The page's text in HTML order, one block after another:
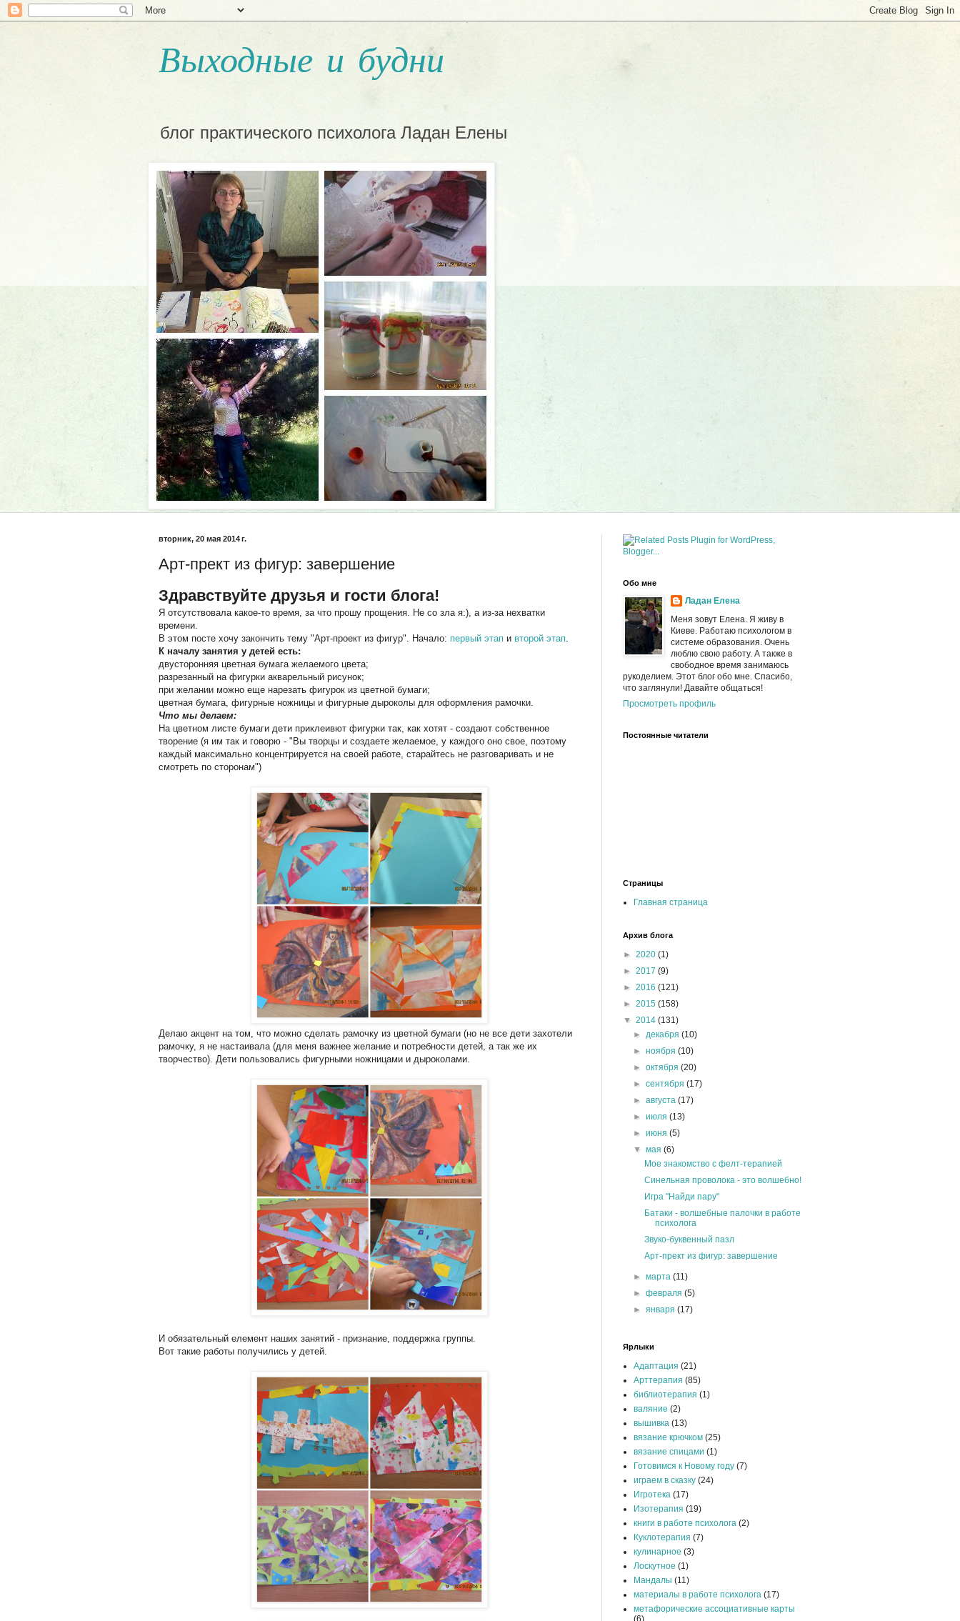
Выходные и будни
блог практического психолога Ладан Елены
вторник, 20 мая 2014 г.
Арт-прект из фигур: завершение
Здравствуйте друзья и гости блога!
Я отсутствовала какое-то время, за что прошу прощения. Не со зла я:), а из-за нехватки
времени.
В этом посте хочу закончить тему "Арт-проект из фигур". Начало: первый этап и второй этап
К началу занятия у детей есть:
двусторонняя цветная бумага желаемого цвета;
разрезанный на фигурки акварельный рисунок;
при желании можно еще нарезать фигурок из цветной бумаги;
цветная бумага, фигурные ножницы и фигурные дыроколы для оформления рамочки.
Что мы делаем:
На цветном листе бумаги дети приклеивют фигурки так, как хотят - создают собственное
творение (я им так и говорю - "Вы творцы и создаете желаемое, у каждого оно свое, поэтому
каждый максимально концентрируется на своей работе, старайтесь не разговаривать и не
смотреть по сторонам")
Делаю акцент на том, что можно сделать рамочку из цветной бумаги (но не все дети захотели
рамочку, я не настаивала (для меня важнее желание и потребности детей, а так же их
творчество). Дети пользовались фигурными ножницами и дыроколами.
И обязательный елемент наших занятий - признание, поддержка группы.
Вот такие работы получились у детей.
Обо мне
Ладан Елена
Меня зовут Елена. Я живу в
Киеве. Работаю психологом в
системе образования. Очень
люблю свою работу. А также в
свободное время занимаюсь
рукоделием. Этот блог обо мне. Спасибо,
что заглянули! Давайте общаться!
Просмотреть профиль
Постоянные читатели
Страницы
Главная страница
Архив блога
► 2020 (1)
► 2017 (9)
► 2016 (121)
► 2015 (158)
▼ 2014 (131)
►декабря(10)
►ноября(10)
►октября(20)
►сентября(17)
►августа(17)
►июля(13)
►июня(5)
▼мая(6)
Мое знакомство с фелт-терапией
Синельная проволока - это волшебно!
Игра "Найди пару"
Батаки - волшебные палочки в работе
психолога
Звуко-буквенный пазл
Арт-прект из фигур: завершение
►марта(11)
►февраля(5)
►января(17)
Ярлыки
Адаптация (21)
Арттерапия (85)
библиотерапия (1)
валяние (2)
вышивка (13)
вязание крючком (25)
вязание спицами (1)
Готовимся к Новому году (7)
играем в сказку (24)
Игротека (17)
Изотерапия (19)
книги в работе психолога (2)
Куклотерапия (7)
кулинарное (3)
Лоскутное (1)
Мандалы (11)
материалы в работе психолога (17)
метафорические ассоциативные карты
(6)